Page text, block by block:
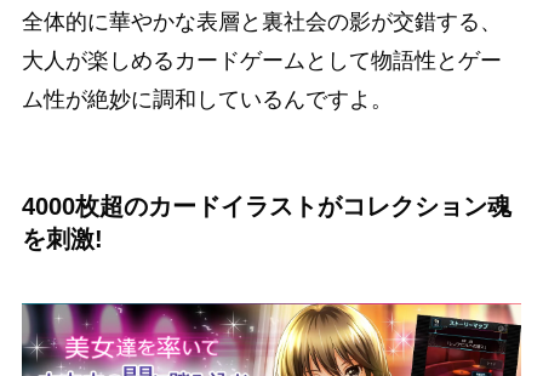
全体的に華やかな表層と裏社会の影が交錯する、
大人が楽しめるカードゲームとして物語性とゲー
ム性が絶妙に調和しているんですよ。
4000枚超のカードイラストがコレクション魂
を刺激!